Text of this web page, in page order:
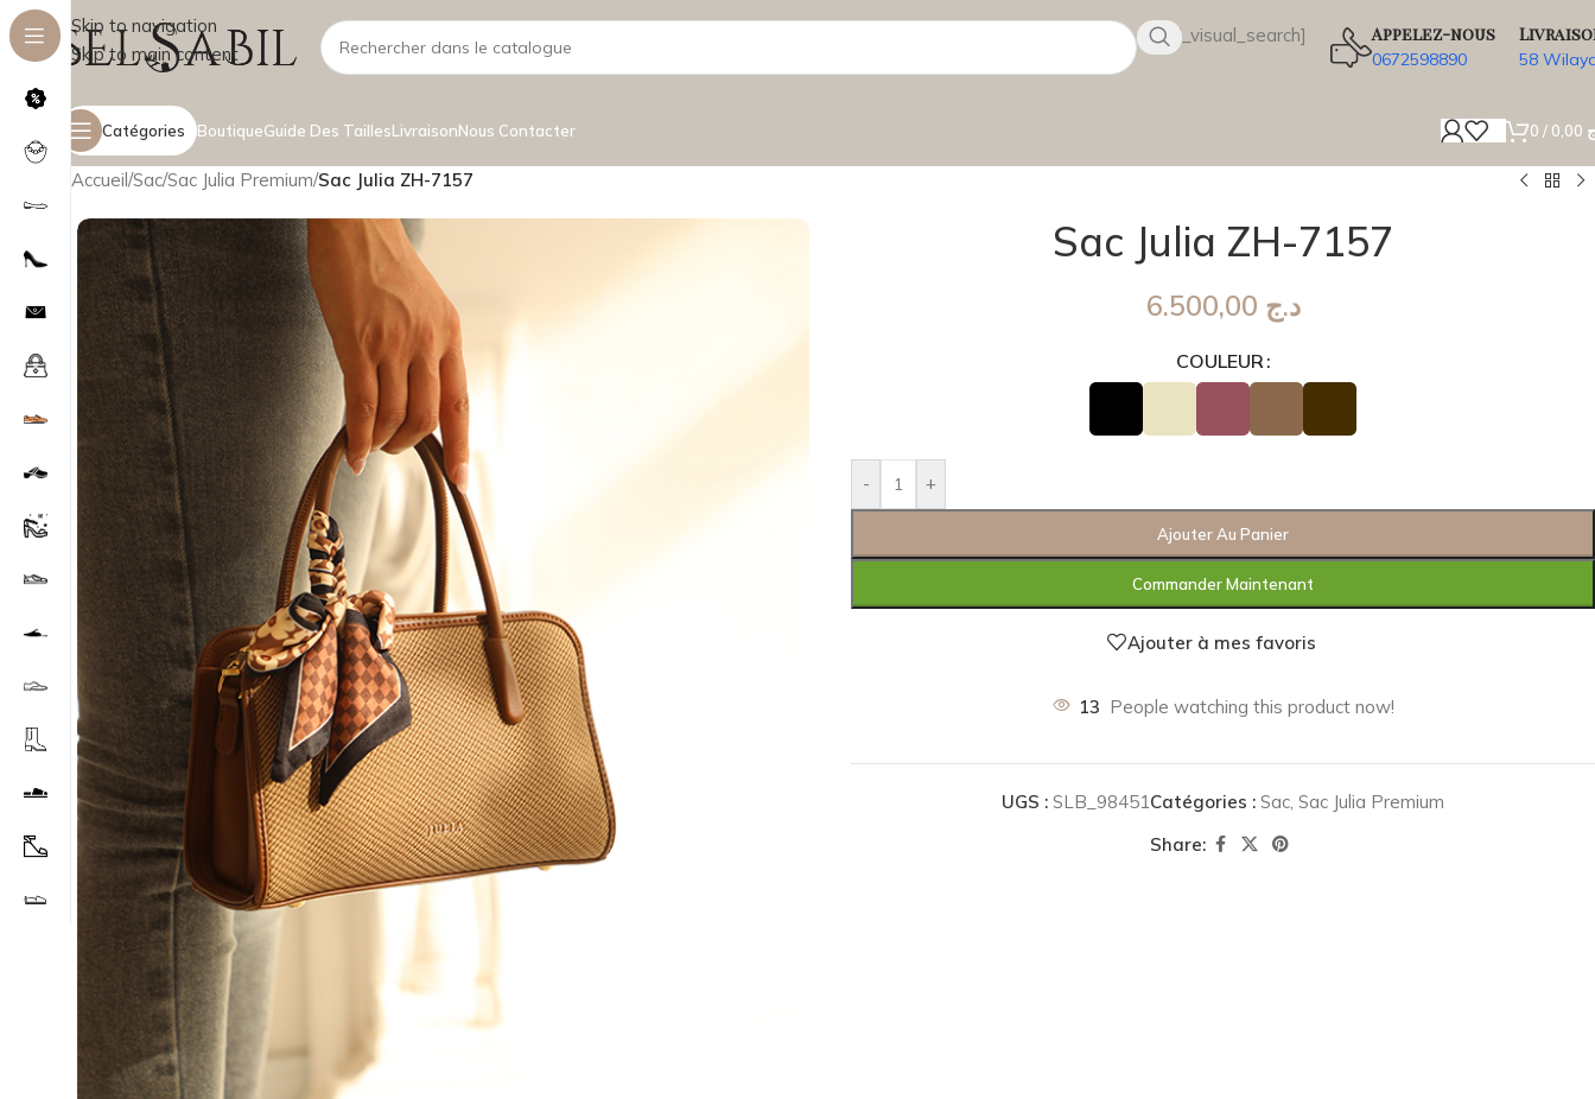
Skip to navigation
Skip to main content
[wsbi_visual_search] Appelez-nous
0672598890 58
Catégories BoutiqueGuide Des TaillesLivraisonNous Contacter 0 /
Accueil/Sac/Sac Julia Premium/Sac Julia ZH-7157
Sac Julia ZH-7157
د.ج
COULEUR
- +
Ajouter Au Panier
Commander Maintenant
Ajouter à mes favoris
13 People watching this product now!
UGS : SLB_98451Catégories : Sac, Sac Julia Premium
Share: